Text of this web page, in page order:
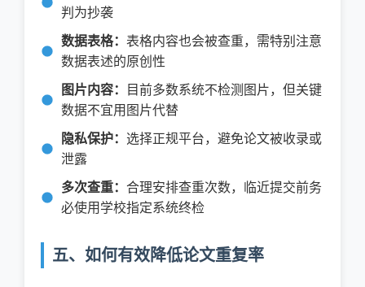
判为抄袭
数据表格： 表格内容也会被查重，需特别注意
数据表述的原创性
图片内容：
目前多数系统不检测图片，但关键
数据不宜用图片代替
隐私保护： 选择正规平台，避免论文被收录或
泄露
多次查重： 合理安排查重次数，临近提交前务
必使用学校指定系统终检
五、如何有效降低论文重复率